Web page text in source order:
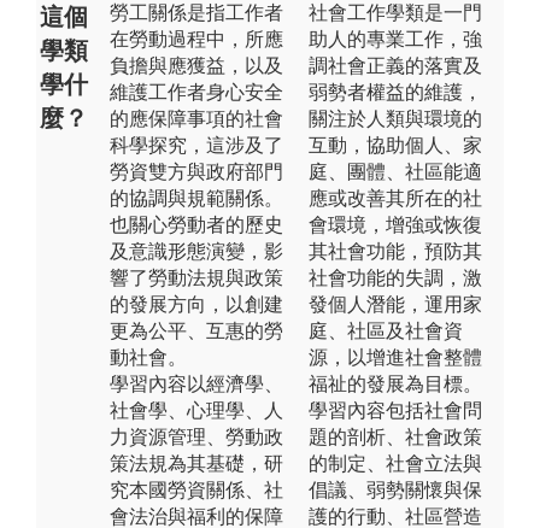
這個
學類
學什
麼？
勞工關係是指工作者
在勞動過程中，所應
負擔與應獲益，以及
維護工作者身心安全
的應保障事項的社會
科學探究，這涉及了
勞資雙方與政府部門
的協調與規範關係。
也關心勞動者的歷史
及意識形態演變，影
響了勞動法規與政策
的發展方向，以創建
更為公平、互惠的勞
動社會。
學習內容以經濟學、
社會學、心理學、人
力資源管理、勞動政
策法規為其基礎，研
究本國勞資關係、社
會法治與福利的保障
社會工作學類是一門
助人的專業工作，強
調社會正義的落實及
弱勢者權益的維護，
關注於人類與環境的
互動，協助個人、家
庭、團體、社區能適
應或改善其所在的社
會環境，增強或恢復
其社會功能，預防其
社會功能的失調，激
發個人潛能，運用家
庭、社區及社會資
源，以增進社會整體
福祉的發展為目標。
學習內容包括社會問
題的剖析、社會政策
的制定、社會立法與
倡議、弱勢關懷與保
護的行動、社區營造